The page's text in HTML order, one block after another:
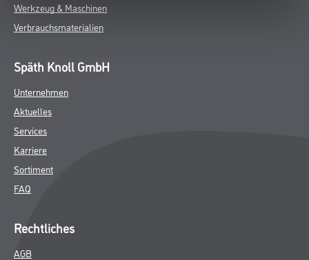
Werkzeug & Maschinen
Verbrauchsmaterialien
Späth Knoll GmbH
Unternehmen
Aktuelles
Services
Karriere
Sortiment
FAQ
Rechtliches
AGB